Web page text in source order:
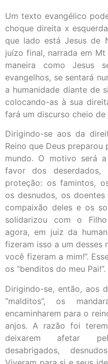
Um texto evangélico
choque direita x
que lado está Jesus de
juízo final, narrada em
maneira como Jesus
evangelhos, se sentará
a humanidade diante de
colocando-as à sua
fará um discurso cheio de
Dirigindo-se aos da
Reino que Deus
mundo. O motivo será
favor dos
proteção: os famintos,
os desnudos, os
compaixão deles e os
solidarizou com o
agora, em juiz da
fizeram isso a um desses
você fizeram a mim!”.
os “benditos do meu Pai!”.
Dirigindo-se, então, aos
“malditos”, os
encaminharem para o
anjos. A razão foi
deixarem afetar
desabrigados,